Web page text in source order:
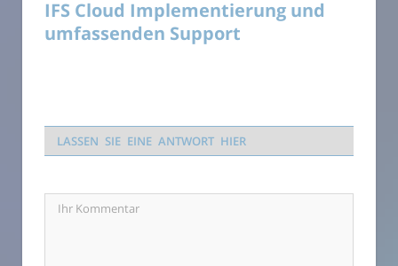
IFS Cloud Implementierung und
umfassenden Support
LASSEN SIE EINE ANTWORT HIER